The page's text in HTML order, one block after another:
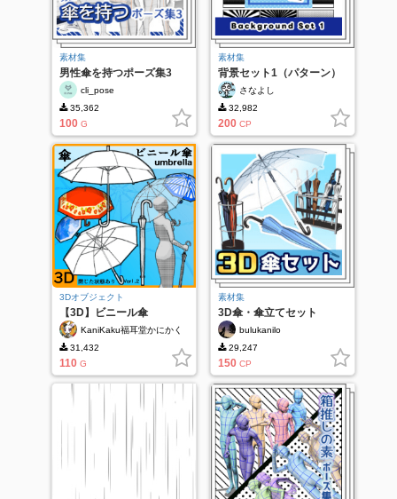
素材集
男性傘を持つポーズ集3
cli_pose
35,362
100 G
素材集
背景セット1（パターン）
さなよし
32,982
200 CP
3Dオブジェクト
【3D】ビニール傘
_umbrella Ver.1.2 ※３D
ペイント可能
KaniKaku福耳堂かにかく
31,432
110 G
素材集
3D傘・傘立てセット
bulukanilo
29,247
150 CP